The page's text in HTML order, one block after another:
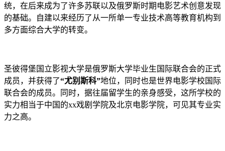
统，在后来成为了许多苏联以及俄罗斯时期电影艺术创意发现
的基础。自建以来经历了从一所单一专业技术高等教育机构到
多方面综合大学的转变。
圣彼得堡国立影视大学是俄罗斯大学毕业生国际联合会的正式
成员，并获得了“尤别斯科”地位，同时也是世界电影学校国际
联合会的成员。同时，据往届留学生的亲身感受，这所学校的
实力相当于中国的xx戏剧学院及北京电影学院，可见其专业实
力之高。